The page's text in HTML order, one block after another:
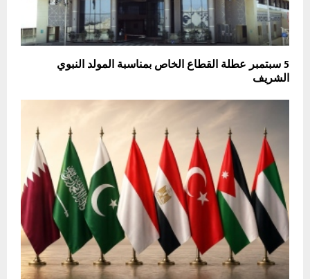
5 سبتمبر عطلة القطاع الخاص بمناسبة المولد النبوي
الشريف